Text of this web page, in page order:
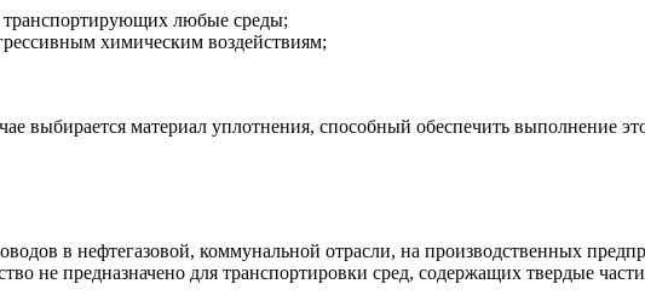
транспортирующих любые среды;
химическим воздействиям;
выбирается материал уплотнения, способный обеспечить выполнение
в нефтегазовой, коммунальной отрасли, на производственных
не предназначено для транспортировки сред, содержащих твердые